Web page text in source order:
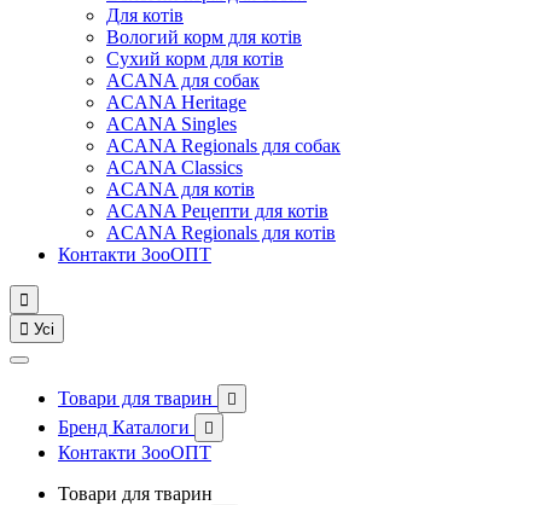
Для котів
Вологий корм для котів
Сухий корм для котів
ACANA для собак
ACANA Heritage
ACANA Singles
ACANA Regionals для собак
ACANA Classics
ACANA для котів
ACANA Рецепти для котів
ACANA Regionals для котів
Контакти ЗооОПТ

 Усі
Товари для тварин 
Бренд Каталоги 
Контакти ЗооОПТ
Товари для тварин